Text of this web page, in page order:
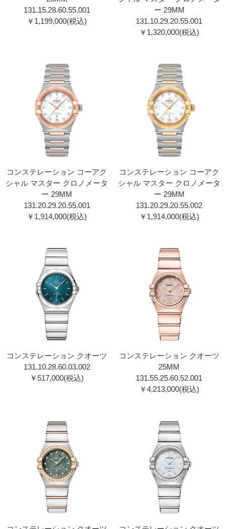
131.15.28.60.55.001
￥1,199,000(税込)
ー 29MM
131.10.29.20.55.001
￥1,320,000(税込)
コンステレーション コーアク
シャル マスター クロノメータ
ー 29MM
131.20.29.20.55.001
￥1,914,000(税込)
コンステレーション コーアク
シャル マスター クロノメータ
ー 29MM
131.20.29.20.55.002
￥1,914,000(税込)
コンステレーション クオーツ
131.10.28.60.03.00 2
￥517,000(税込)
コンステレーション クオーツ
25MM
131.55.25.60.52.001
￥4,213,000(税込)